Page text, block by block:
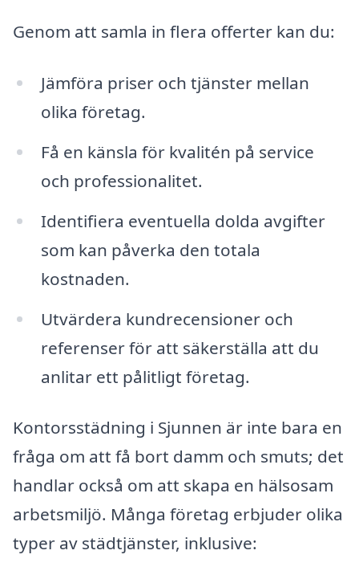
Genom att samla in flera offerter kan du:
Jämföra priser och tjänster mellan
olika företag.
Få en känsla för kvalitén på service
och professionalitet.
Identifiera eventuella dolda avgifter
som kan påverka den totala
kostnaden.
Utvärdera kundrecensioner och
referenser för att säkerställa att du
anlitar ett pålitligt företag.
Kontorsstädning i Sjunnen är inte bara en
fråga om att få bort damm och smuts; det
handlar också om att skapa en hälsosam
arbetsmiljö. Många företag erbjuder olika
typer av städtjänster, inklusive: